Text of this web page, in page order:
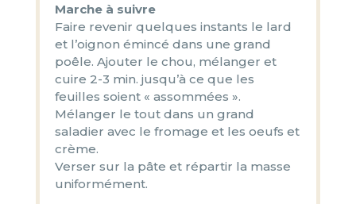
Marche à suivre
Faire revenir quelques instants le lard
et l’oignon émincé dans une grand
poêle. Ajouter le chou, mélanger et
cuire 2-3 min. jusqu’à ce que les
feuilles soient « assommées ».
Mélanger le tout dans un grand
saladier avec le fromage et les oeufs et
crème.
Verser sur la pâte et répartir la masse
uniformément.